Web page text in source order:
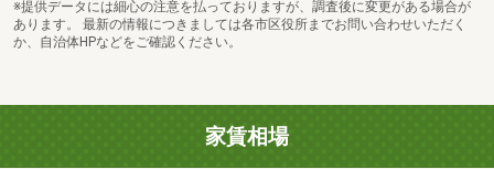
※提供データには細心の注意を払っておりますが、調査後に変更がある場合が
あります。 最新の情報につきましては各市区役所までお問い合わせいただく
か、自治体HPなどをご確認ください。
家賃相場